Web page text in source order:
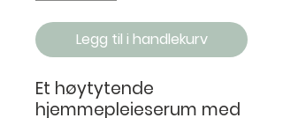
Legg til i handlekurv
Et høytytende
hjemmepleieserum med